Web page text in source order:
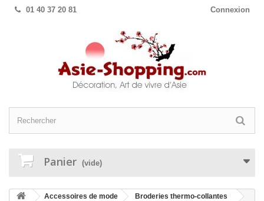
Connexion
01 40 37 20 81
Panier (vide)
Accessoires de mode
Broderies thermo-collantes